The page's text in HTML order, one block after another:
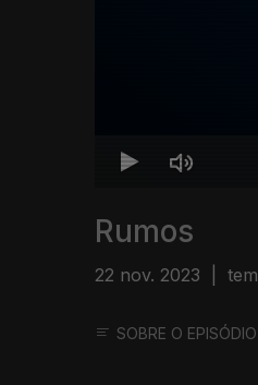
Rumos
22 nov. 2023
SOBRE O EPISÓDIO